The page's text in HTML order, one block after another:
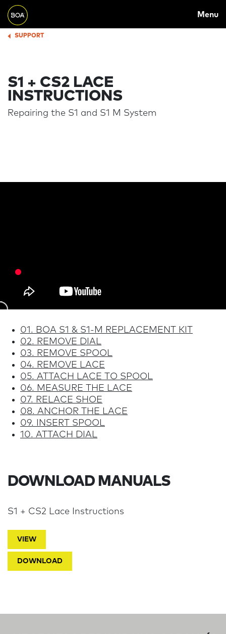
Skip to main content
NAVIGATION
Menu
Begin main content
BREADCRUMB
SUPPORT
S1 + CS2 LACE
INSTRUCTIONS
Repairing the S1 and S1 M System
01. BOA S1 & S1-M REPLACEMENT KIT
02. REMOVE DIAL
03. REMOVE SPOOL
04. REMOVE LACE
05. ATTACH LACE TO SPOOL
06. MEASURE THE LACE
07. RELACE SHOE
08. ANCHOR THE LACE
09. INSERT SPOOL
10. ATTACH DIAL
DOWNLOAD MANUALS
S1 + CS2 Lace Instructions
VIEW
DOWNLOAD